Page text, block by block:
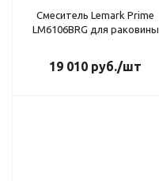
Смеситель Lemark Prime
LM6106BRG для раковины
19 010 руб./шт